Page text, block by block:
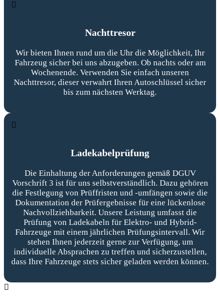
Nachttresor
Wir bieten Ihnen rund um die Uhr die Möglichkeit, Ihr
Fahrzeug sicher bei uns abzugeben. Ob nachts oder am
Wochenende. Verwenden Sie einfach unseren
Nachttresor, dieser verwahrt Ihren Autoschlüssel sicher
bis zum nächsten Werktag.
Ladekabelprüfung
Die Einhaltung der Anforderungen gemäß DGUV
Vorschrift 3 ist für uns selbstverständlich. Dazu gehören
die Festlegung von Prüffristen und -umfängen sowie die
Dokumentation der Prüfergebnisse für eine lückenlose
Nachvollziehbarkeit. Unsere Leistung umfasst die
Prüfung von Ladekabeln für Elektro- und Hybrid-
Fahrzeuge mit einem jährlichen Prüfungsintervall. Wir
stehen Ihnen jederzeit gerne zur Verfügung, um
individuelle Absprachen zu treffen und sicherzustellen,
dass Ihre Fahrzeuge stets sicher geladen werden können.